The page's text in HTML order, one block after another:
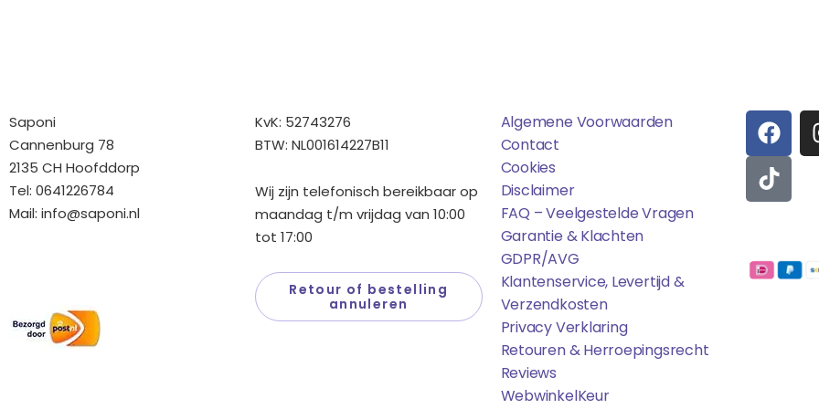
Saponi
Cannenburg 78
2135 CH Hoofddorp
Tel: 0641226784
Mail: info@saponi.nl
KvK: 52743276
BTW: NL001614227B11
Wij zijn telefonisch bereikbaar op
maandag t/m vrijdag van 10:00
tot 17:00
Retour of bestelling
annuleren
Algemene Voorwaarden
Contact
Cookies
Disclaimer
FAQ – Veelgestelde Vragen
Garantie & Klachten
GDPR/AVG
Klantenservice, Levertijd &
Verzendkosten
Privacy Verklaring
Retouren & Herroepingsrecht
Reviews
WebwinkelKEur
F
A
C
E
B
O
K
T
I
K
T
O